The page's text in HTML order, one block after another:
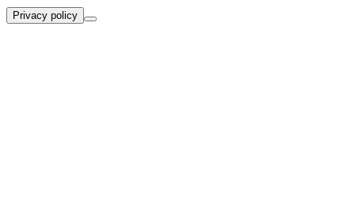
Privacy policy